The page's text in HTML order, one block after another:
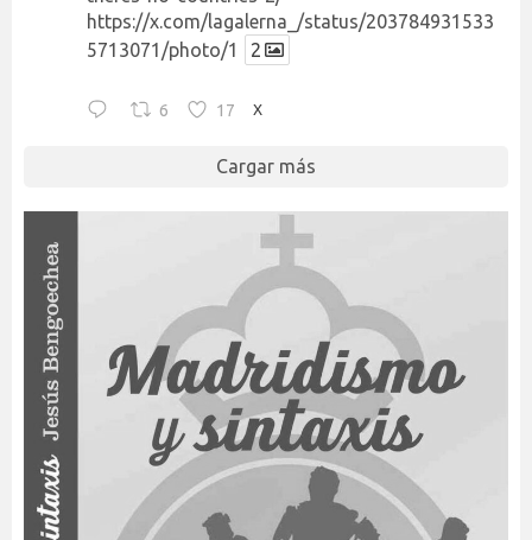
https://x.com/lagalerna_/status/203784931533
5713071/photo/1
2
6 17 X
Cargar más